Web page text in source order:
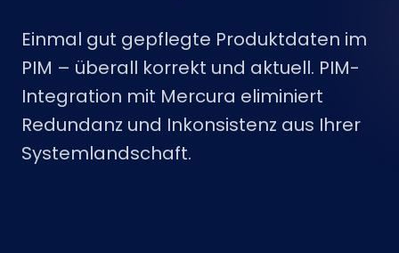
Einmal gut gepflegte Produktdaten im
PIM – überall korrekt und aktuell. PIM-
Integration mit Mercura eliminiert
Redundanz und Inkonsistenz aus Ihrer
Systemlandschaft.